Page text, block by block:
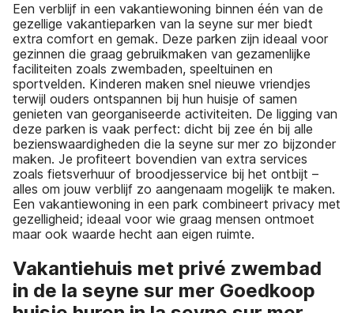
Een verblijf in een vakantiewoning binnen één van de
gezellige vakantieparken van la seyne sur mer biedt
extra comfort en gemak. Deze parken zijn ideaal voor
gezinnen die graag gebruikmaken van gezamenlijke
faciliteiten zoals zwembaden, speeltuinen en
sportvelden. Kinderen maken snel nieuwe vriendjes
terwijl ouders ontspannen bij hun huisje of samen
genieten van georganiseerde activiteiten. De ligging van
deze parken is vaak perfect: dicht bij zee én bij alle
bezienswaardigheden die la seyne sur mer zo bijzonder
maken. Je profiteert bovendien van extra services
zoals fietsverhuur of broodjesservice bij het ontbijt –
alles om jouw verblijf zo aangenaam mogelijk te maken.
Een vakantiewoning in een park combineert privacy met
gezelligheid; ideaal voor wie graag mensen ontmoet
maar ook waarde hecht aan eigen ruimte.
Vakantiehuis met privé zwembad
in de la seyne sur mer Goedkoop